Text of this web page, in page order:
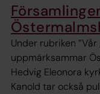
Under rubriken
uppmärksammar
Hedvig Eleonora
Kanold tar också